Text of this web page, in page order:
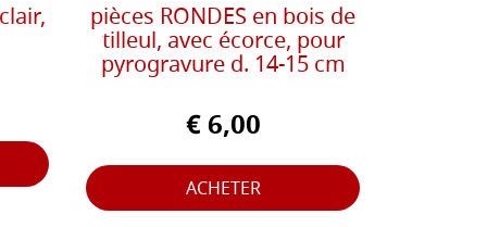
pièces RONDES en bois de
tilleul, avec écorce, pour
pyrogravure d. 14-15 cm
€ 6,00
ACHETER